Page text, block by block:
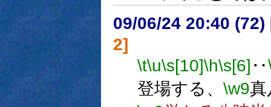
09/06/24 20:40 (72)
2]
\t\u\s[10]\h\s[6] ‥
登場する、 \w9真